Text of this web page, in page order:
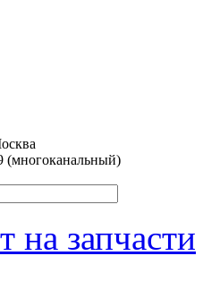
(многоканальный)
на запчасти